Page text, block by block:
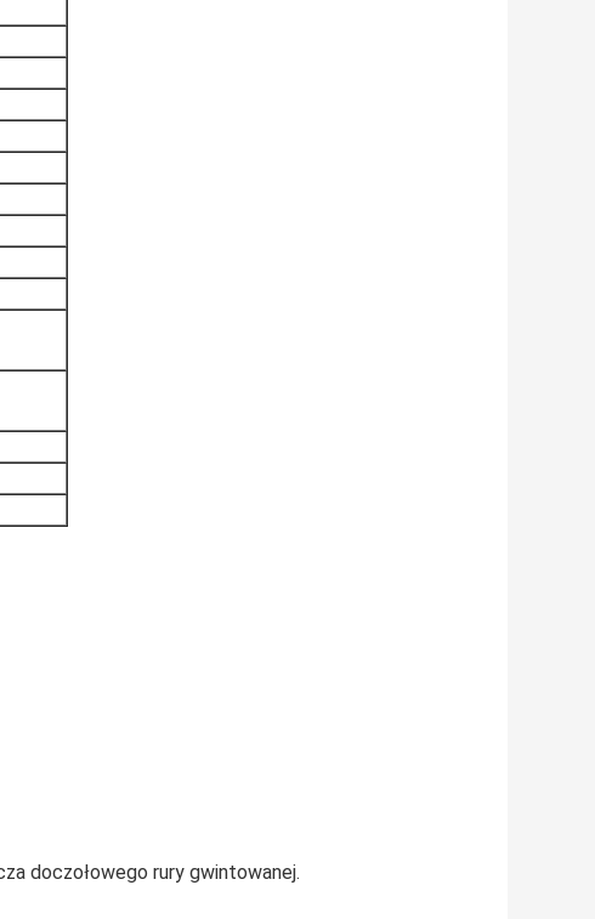
doczołowego rury gwintowanej.